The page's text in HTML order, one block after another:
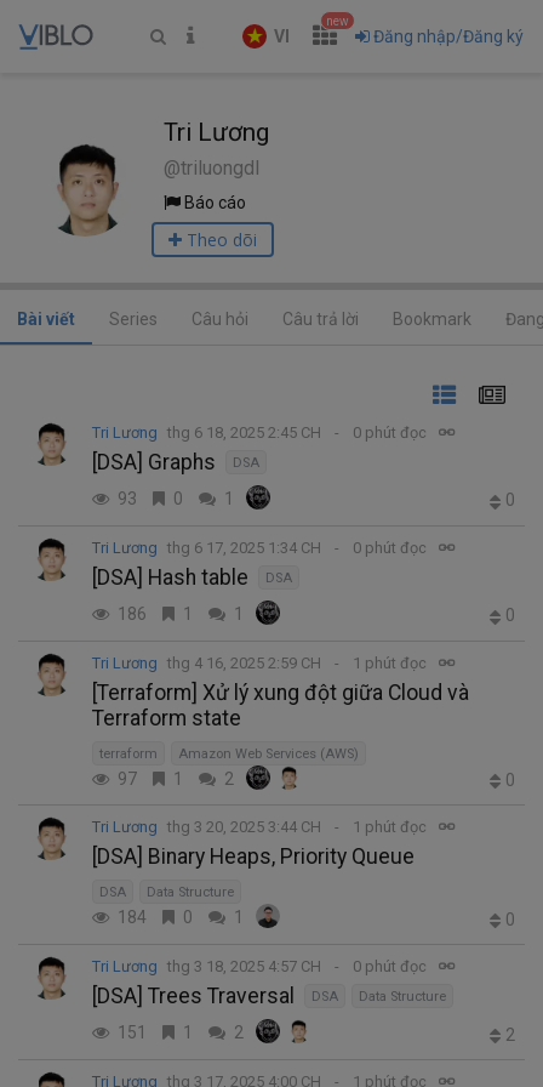
VI
new
Đăng nhập/Đăng ký
Tri Lương
@triluongdl
Báo cáo
Theo dõi
Bài viết Series Câu hỏi Câu trả lời Bookmark
Tri Lương thg 6 18, 2025 2:45 CH 0 phút đọc
[DSA] Graphs DSA
93 0 1 0
Tri Lương thg 6 17, 2025 1:34 CH 0 phút đọc
[DSA] Hash table DSA
186 1 1 0
Tri Lương thg 4 16, 2025 2:59 CH 1 phút đọc
[Terraform] Xử lý xung đột giữa Cloud và
Terraform state
terraform Amazon Web Services (AWS)
97 1 2 0
Tri Lương thg 3 20, 2025 3:44 CH 1 phút đọc
[DSA] Binary Heaps, Priority Queue
DSA Data Structure
184 0 1 0
Tri Lương thg 3 18, 2025 4:57 CH 0 phút đọc
[DSA] Trees Traversal DSA Data Structure
151 1 2 2
Tri Lương thg 3 17, 2025 4:00 CH 1 phút đọc